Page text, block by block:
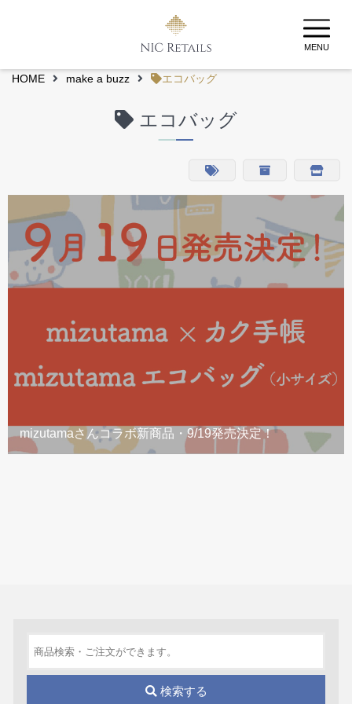
MENU
HOME make a buzz エコバッグ
エコバッグ
mizutamaさんコラボ新商品・9/19発売決定！
検索する